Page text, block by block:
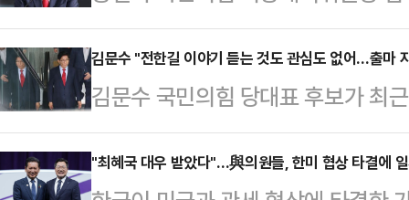
착용했다.공개된 사진에 따르면 인
트와 브라톱 차림(사진 왼쪽)으로
셜미디어(SNS)에 공유돼 화제를
태의 상의 차림은 과하…
해 "한미 FTA가 15%로 합의된 점
율로 적절한 수준이라고 생각한다"
전 국회에서 열린 비상대책위회의
대 정의선 회장 등 민간 외교관들의
이 말했다.앞서 한미 양국은 이날
김문수 "전한길 이야기 듣는 것도 관심도 없어…출마
김문수 국민의힘 당대표 후보가 최
쏟아내는 것과 관련해 "(전 씨에 대
많지 않다"고 딱 잘라 말했다.김문
"최혜국 대우 받았다"…與의원들, 한미 협상 타결에